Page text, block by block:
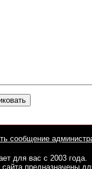
сообщение
для вас с 2003 года.
предназначены